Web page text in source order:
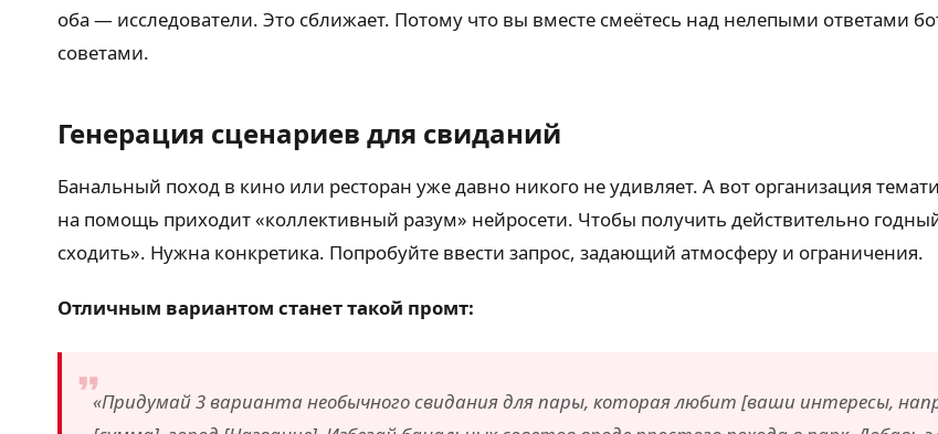
оба — исследователи. Это сближает. Потому что вы вместе смеётесь над нелепыми ответами
советами.
Генерация сценариев для свиданий
Банальный поход в кино или ресторан уже давно никого не удивляет. А вот организация
на помощь приходит «коллективный разум» нейросети. Чтобы получить действительно годный
сходить». Нужна конкретика. Попробуйте ввести запрос, задающий атмосферу и ограничения.
Отличным вариантом станет такой промт:
«Придумай 3 варианта необычного свидания для пары, которая любит [ваши интересы,